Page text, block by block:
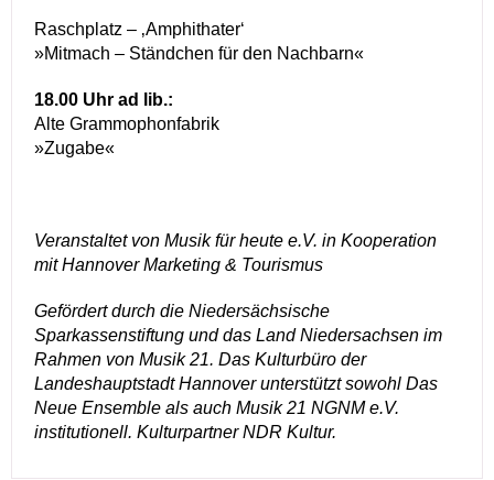
Raschplatz – ‚Amphithater‘
»Mitmach – Ständchen für den Nachbarn«
18.00 Uhr ad lib.:
Alte Grammophonfabrik
»Zugabe«
Veranstaltet von Musik für heute e.V. in Kooperation
mit Hannover Marketing & Tourismus
Gefördert durch die Niedersächsische
Sparkassenstiftung und das Land Niedersachsen im
Rahmen von Musik 21. Das Kulturbüro der
Landeshauptstadt Hannover unterstützt sowohl Das
Neue Ensemble als auch Musik 21 NGNM e.V.
institutionell. Kulturpartner NDR Kultur.